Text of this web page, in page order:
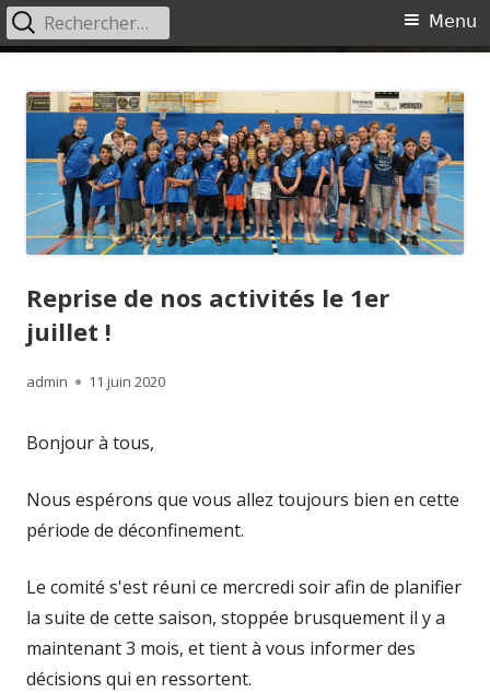
Menu
Menu
Rechercher :
Reprise de nos activités le 1er
juillet !
Auteur
admin
Publié
11 juin 2020
Bonjour à tous,
Nous espérons que vous allez toujours bien en cette
période de déconfinement.
Le comité s'est réuni ce mercredi soir afin de planifier
la suite de cette saison, stoppée brusquement il y a
maintenant 3 mois, et tient à vous informer des
décisions qui en ressortent.